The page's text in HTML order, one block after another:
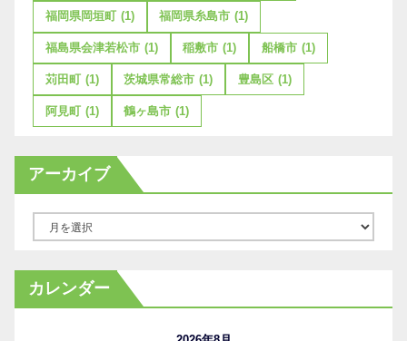
福岡県岡垣町 (1) 福岡県糸島市 (1)
福島県会津若松市 (1) 稲敷市 (1) 船橋市 (1)
苅田町 (1) 茨城県常総市 (1) 豊島区 (1)
阿見町 (1) 鶴ヶ島市 (1)
アーカイブ
カ
イ
カレンダー